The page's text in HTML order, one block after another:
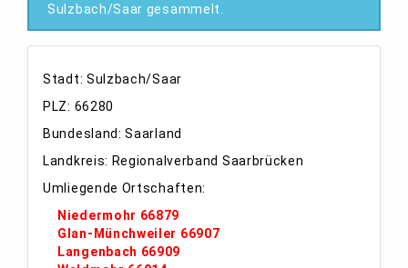
Sulzbach/Saar gesammelt.
Stadt: Sulzbach/Saar
PLZ: 66280
Bundesland: Saarland
Landkreis: Regionalverband Saarbrücken
Umliegende Ortschaften:
Niedermohr 66879
Glan-Münchweiler 66907
Langenbach 66909